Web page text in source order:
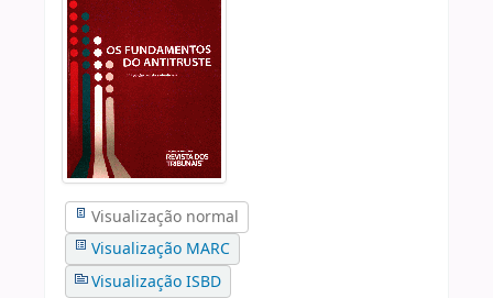
Visualização normal
Visualização MARC
Visualização ISBD